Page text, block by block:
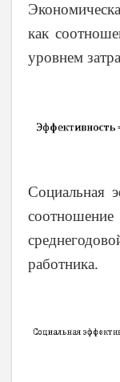
как
уровнем
Социальная
работника.